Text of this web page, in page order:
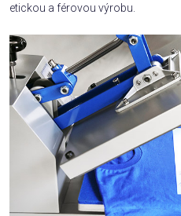
etickou a férovou výrobu.